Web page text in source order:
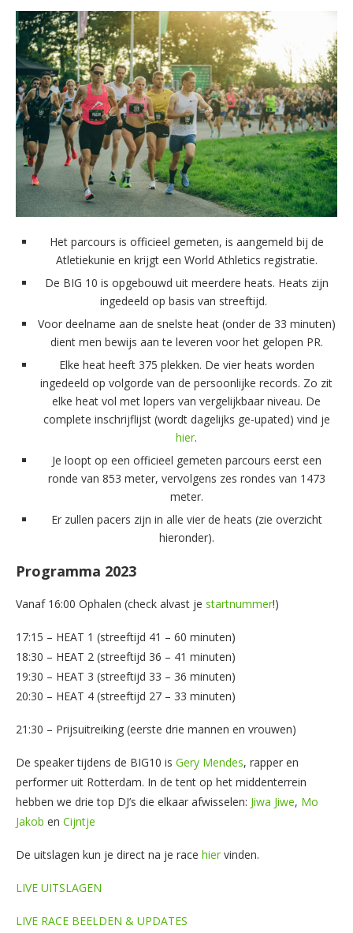
Het parcours is officieel gemeten, is aangemeld bij de
Atletiekunie en krijgt een World Athletics registratie.
De BIG 10 is opgebouwd uit meerdere heats. Heats zijn
ingedeeld op basis van streeftijd.
Voor deelname aan de snelste heat (onder de 33 minuten)
dient men bewijs aan te leveren voor het gelopen PR.
Elke heat heeft 375 plekken. De vier heats worden
ingedeeld op volgorde van de persoonlijke records. Zo zit
elke heat vol met lopers van vergelijkbaar niveau. De
complete inschrijflijst (wordt dagelijks ge-upated) vind je
hier.
Je loopt op een officieel gemeten parcours eerst een
ronde van 853 meter, vervolgens zes rondes van 1473
meter.
Er zullen pacers zijn in alle vier de heats (zie overzicht
hieronder).
Programma 2023
Vanaf 16:00 Ophalen (check alvast je startnummer!)
17:15 – HEAT 1 (streeftijd 41 – 60 minuten)
18:30 – HEAT 2 (streeftijd 36 – 41 minuten)
19:30 – HEAT 3 (streeftijd 33 – 36 minuten)
20:30 – HEAT 4 (streeftijd 27 – 33 minuten)
21:30 – Prijsuitreiking (eerste drie mannen en vrouwen)
De speaker tijdens de BIG10 is Gery Mendes, rapper en
performer uit Rotterdam. In de tent op het middenterrein
hebben we drie top DJ’s die elkaar afwisselen: Jiwa Jiwe, Mo
Jakob en Cijntje
De uitslagen kun je direct na je race hier vinden.
LIVE UITSLAGEN
LIVE RACE BEELDEN & UPDATES